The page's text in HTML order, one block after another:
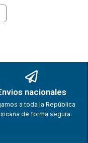
nacionales
a toda la República
de forma segura.